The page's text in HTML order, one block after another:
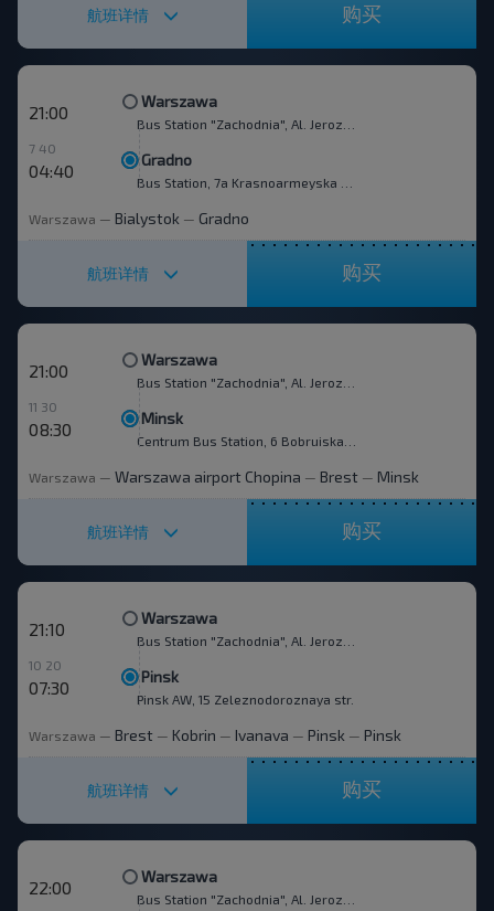
航班详情 购买
21:00
Warszawa
7 40
04:40
Gradno
Warszawa — Bialystok — Gradno
航班详情 购买
21:00
Warszawa
11 30
08:30
Minsk
Warszawa — Warszawa airport Chopina — Brest — Minsk
航班详情 购买
21:10
Warszawa
10 20
07:30
Pinsk
Pinsk AW, 15 Zeleznodoroznaya str.
Warszawa — Brest — Kobrin — Ivanava — Pinsk — Pinsk
航班详情 购买
22:00
Warszawa